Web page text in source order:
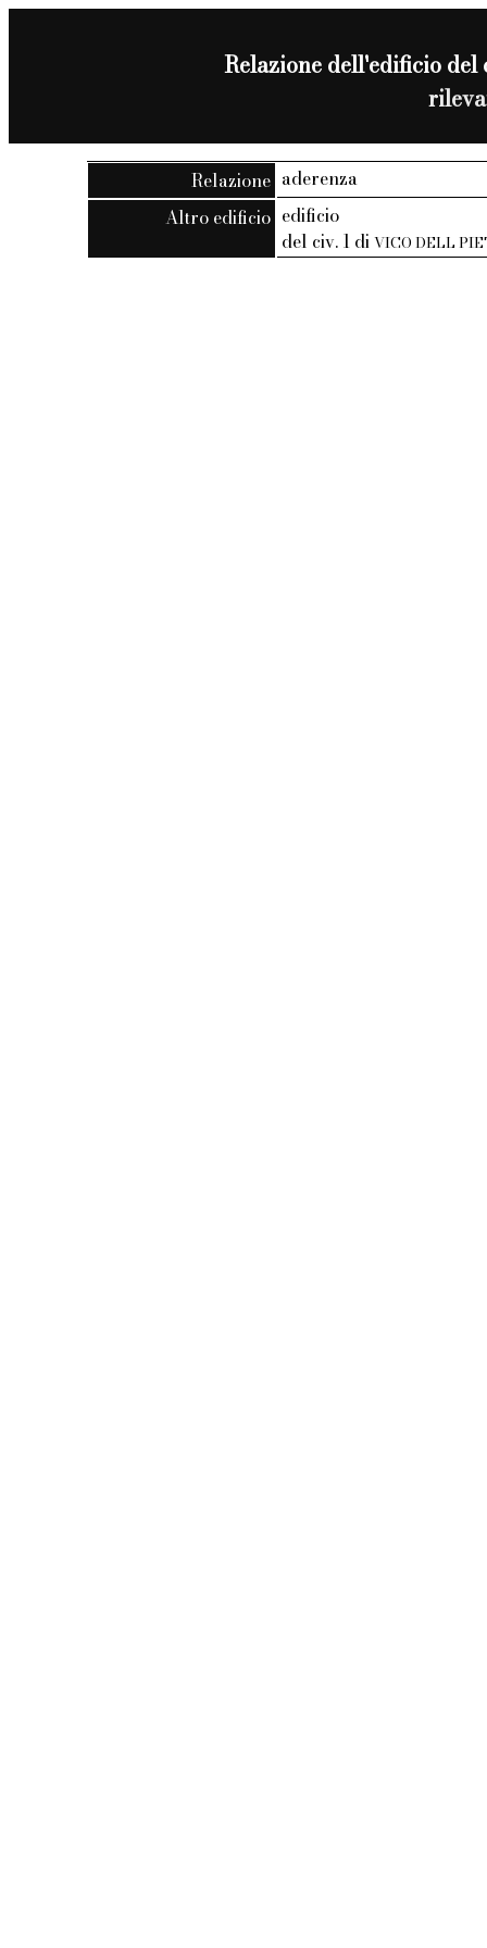
Relazione dell'edificio
Relazione aderenza
Altro edificio edificio
del civ. 1 diVICO DELL